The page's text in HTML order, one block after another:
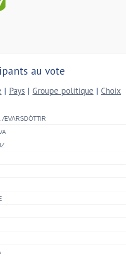
au vote
| Pays | Groupe politique | Choix
ÆVARSDÓTTIR